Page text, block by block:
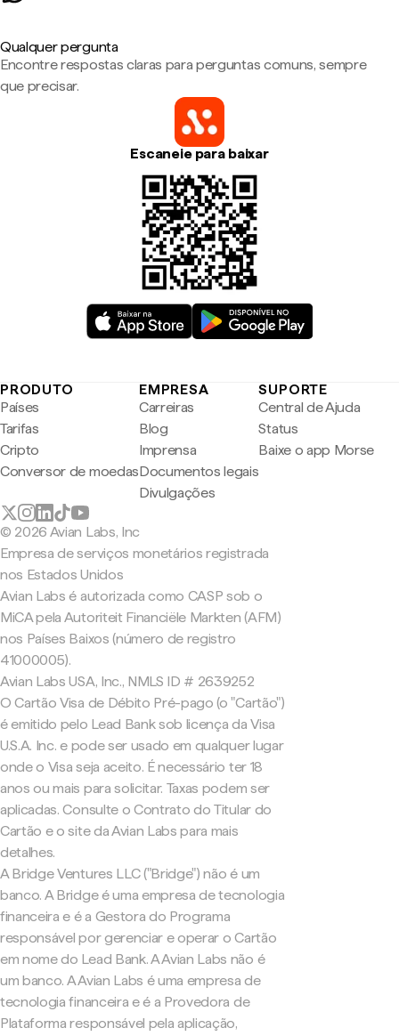
Qualquer pergunta
Encontre respostas claras para perguntas comuns, sempre
que precisar.
Escaneie para baixar
PRODUTO
Países
Tarifas
Cripto
Conversor de moedas
EMPRESA
Carreiras
Blog
Imprensa
Documentos legais
Divulgações
SUPORTE
Central de Ajuda
Status
Baixe o app Morse
© 2026 Avian Labs, Inc
Empresa de serviços monetários registrada
nos Estados Unidos
Avian Labs é autorizada como CASP sob o
MiCA pela Autoriteit Financiële Markten (AFM)
nos Países Baixos (número de registro
41000005).
Avian Labs USA, Inc., NMLS ID # 2639252
O Cartão Visa de Débito Pré-pago (o "Cartão")
é emitido pelo Lead Bank sob licença da Visa
U.S.A. Inc. e pode ser usado em qualquer lugar
onde o Visa seja aceito. É necessário ter 18
anos ou mais para solicitar. Taxas podem ser
aplicadas. Consulte o Contrato do Titular do
Cartão e o site da Avian Labs para mais
detalhes.
A Bridge Ventures LLC ("Bridge") não é um
banco. A Bridge é uma empresa de tecnologia
financeira e é a Gestora do Programa
responsável por gerenciar e operar o Cartão
em nome do Lead Bank. A Avian Labs não é
um banco. A Avian Labs é uma empresa de
tecnologia financeira e é a Provedora de
Plataforma responsável pela aplicação,